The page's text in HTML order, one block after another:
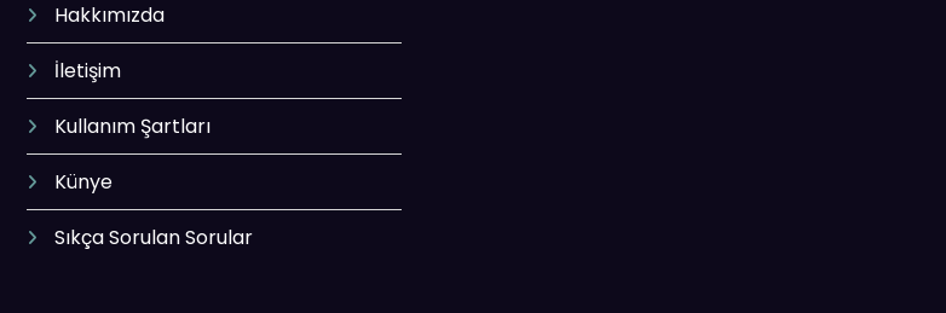
Hakkımızda
İletişim
Kullanım Şartları
Künye
Sıkça Sorulan Sorular